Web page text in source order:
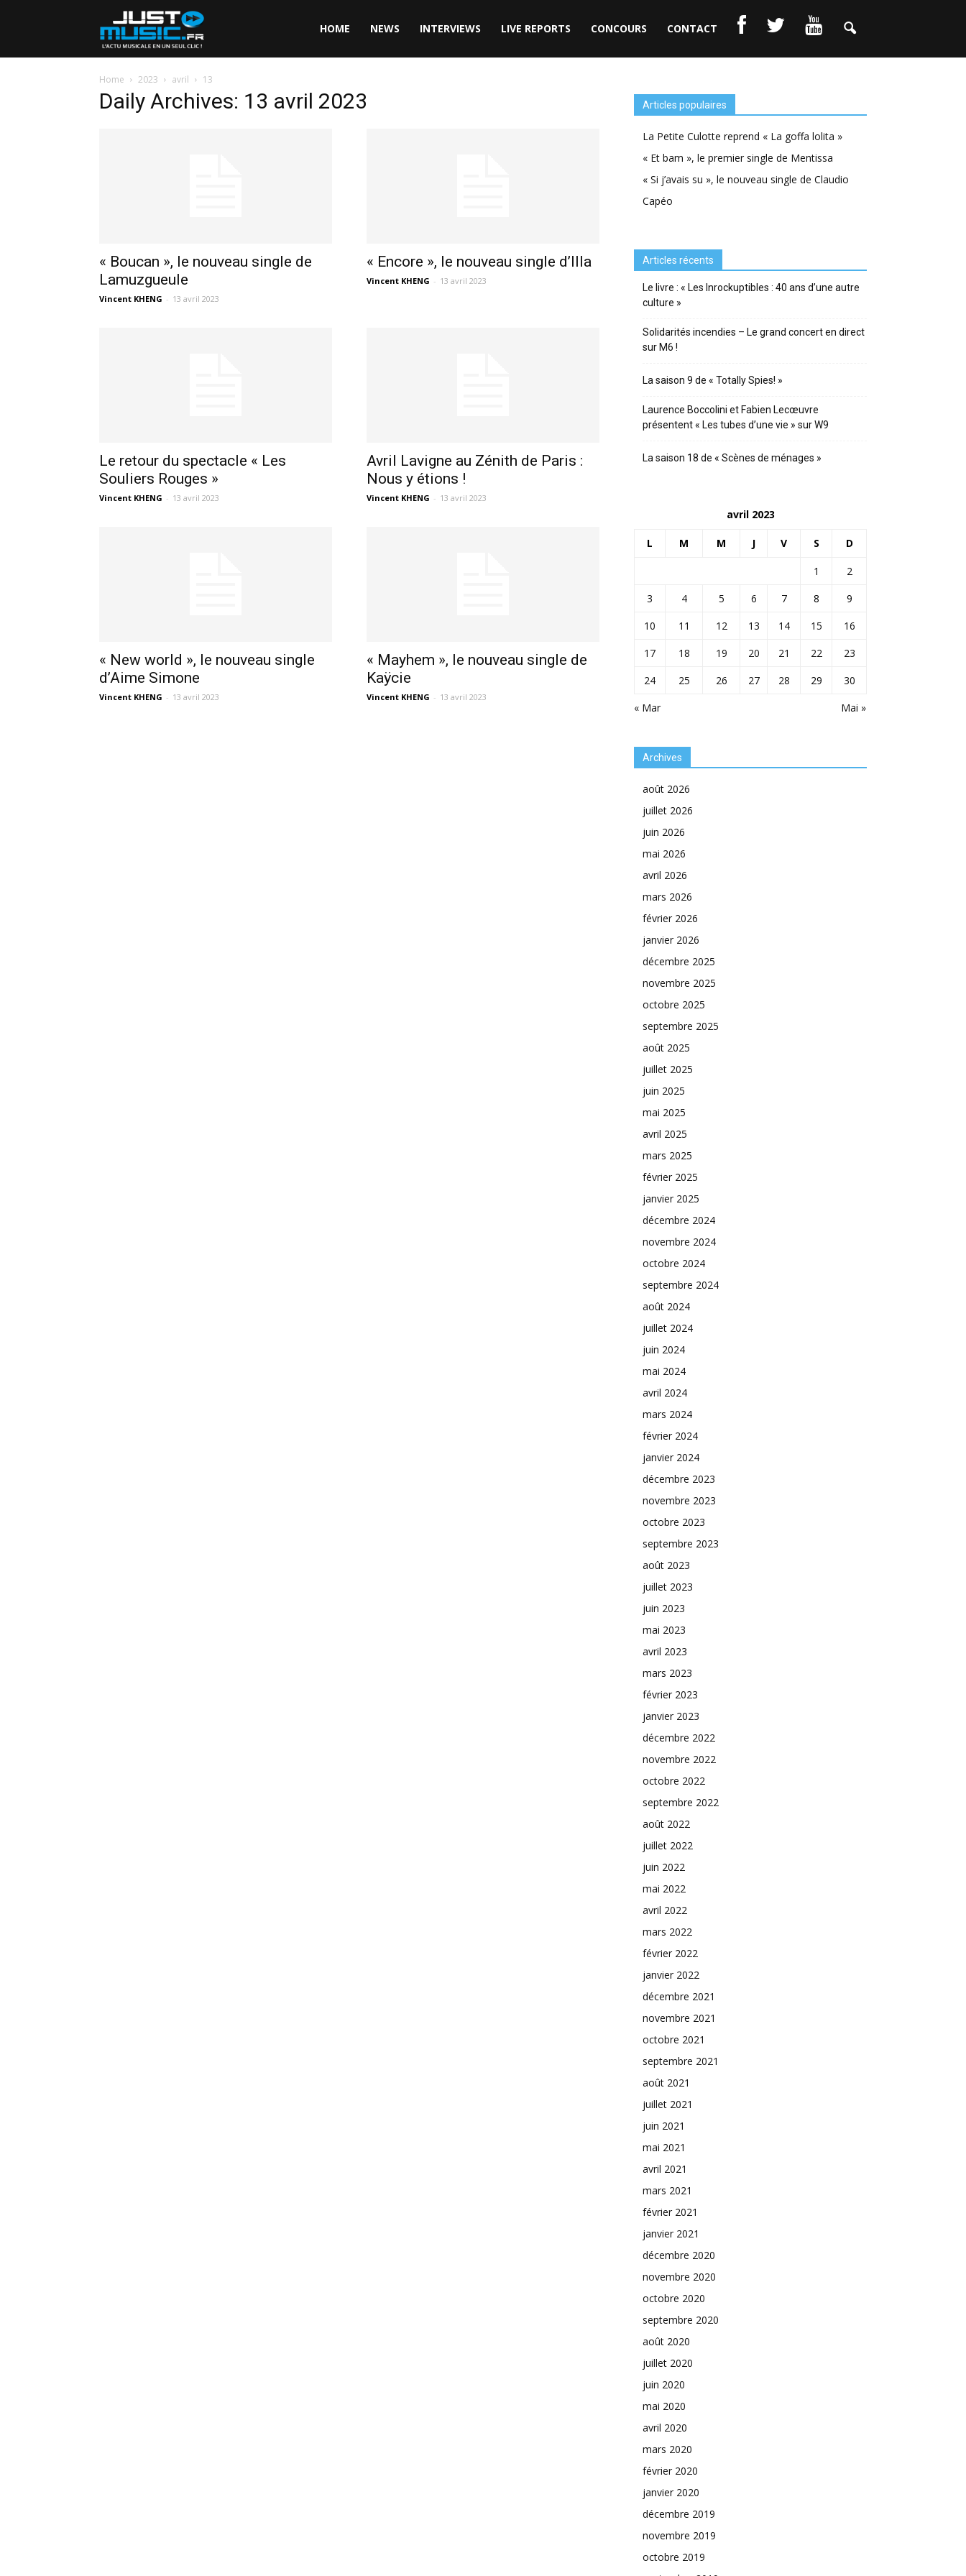
HOME NEWS INTERVIEWS LIVE REPORTS CONCOURS CONTACT
Home 2023 avril 13
Daily Archives: 13 avril 2023
« Boucan », le nouveau single de
Lamuzgueule
Vincent KHENG - 13 avril 2023
« Encore », le nouveau single d’Illa
Vincent KHENG - 13 avril 2023
Le retour du spectacle « Les
Souliers Rouges »
Vincent KHENG - 13 avril 2023
Avril Lavigne au Zénith de Paris :
Nous y étions !
Vincent KHENG - 13 avril 2023
« New world », le nouveau single
d’Aime Simone
Vincent KHENG - 13 avril 2023
« Mayhem », le nouveau single de
Kaÿcie
Vincent KHENG - 13 avril 2023
Articles populaires
La Petite Culotte reprend « La goffa lolita »
« Et bam », le premier single de Mentissa
« Si j’avais su », le nouveau single de Claudio
Capéo
Articles récents
Le livre : « Les Inrockuptibles : 40 ans d’une autre
culture »
Solidarités incendies – Le grand concert en direct
sur M6 !
La saison 9 de « Totally Spies! »
Laurence Boccolini et Fabien Lecœuvre
présentent « Les tubes d’une vie » sur W9
La saison 18 de « Scènes de ménages »
avril 2023
L M M J V S D
« Mar Mai »
1
2
3
4 5 6 7 8
9
10
11 12 13 14 15
16
17
18 19 20 21 22
23
24
25 26 27 28 29 30
Archives
août 2026
juillet 2026
juin 2026
mai 2026
avril 2026
mars 2026
février 2026
janvier 2026
décembre 2025
novembre 2025
octobre 2025
septembre 2025
août 2025
juillet 2025
juin 2025
mai 2025
avril 2025
mars 2025
février 2025
janvier 2025
décembre 2024
novembre 2024
octobre 2024
septembre 2024
août 2024
juillet 2024
juin 2024
mai 2024
avril 2024
mars 2024
février 2024
janvier 2024
décembre 2023
novembre 2023
octobre 2023
septembre 2023
août 2023
juillet 2023
juin 2023
mai 2023
avril 2023
mars 2023
février 2023
janvier 2023
décembre 2022
novembre 2022
octobre 2022
septembre 2022
août 2022
juillet 2022
juin 2022
mai 2022
avril 2022
mars 2022
février 2022
janvier 2022
décembre 2021
novembre 2021
octobre 2021
septembre 2021
août 2021
juillet 2021
juin 2021
mai 2021
avril 2021
mars 2021
février 2021
janvier 2021
décembre 2020
novembre 2020
octobre 2020
septembre 2020
août 2020
juillet 2020
juin 2020
mai 2020
avril 2020
mars 2020
février 2020
janvier 2020
décembre 2019
novembre 2019
octobre 2019